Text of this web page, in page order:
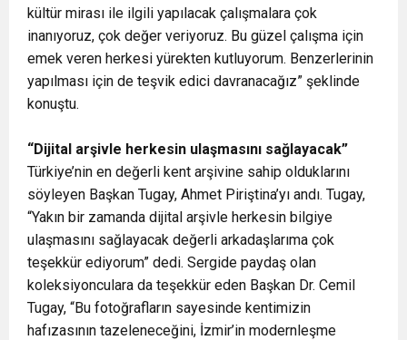
kültür mirası ile ilgili yapılacak çalışmalara çok
inanıyoruz, çok değer veriyoruz. Bu güzel çalışma için
emek veren herkesi yürekten kutluyorum. Benzerlerinin
yapılması için de teşvik edici davranacağız” şeklinde
konuştu.
“Dijital arşivle herkesin ulaşmasını sağlayacak”
Türkiye’nin en değerli kent arşivine sahip olduklarını
söyleyen Başkan Tugay, Ahmet Piriştina’yı andı. Tugay,
“Yakın bir zamanda dijital arşivle herkesin bilgiye
ulaşmasını sağlayacak değerli arkadaşlarıma çok
teşekkür ediyorum” dedi. Sergide paydaş olan
koleksiyonculara da teşekkür eden Başkan Dr. Cemil
Tugay, “Bu fotoğrafların sayesinde kentimizin
hafızasının tazeleneceğini, İzmir’in modernleşme